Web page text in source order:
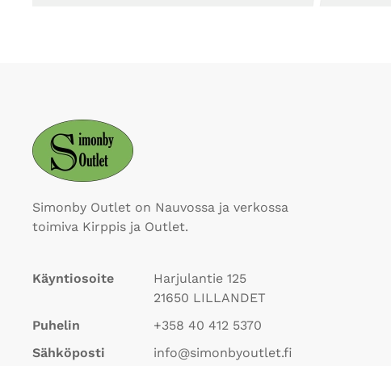
Simonby Outlet on Nauvossa ja verkossa
toimiva Kirppis ja Outlet.
Käyntiosoite
Harjulantie 125
21650 LILLANDET
Puhelin
+358 40 412 5370
Sähköposti
info@simonbyoutlet.fi